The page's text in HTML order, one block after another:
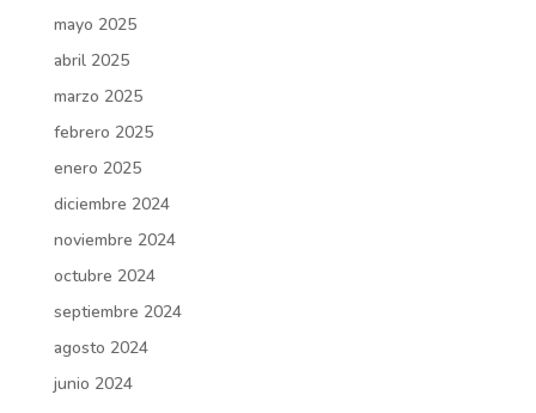
mayo 2025
abril 2025
marzo 2025
febrero 2025
enero 2025
diciembre 2024
noviembre 2024
octubre 2024
septiembre 2024
agosto 2024
junio 2024